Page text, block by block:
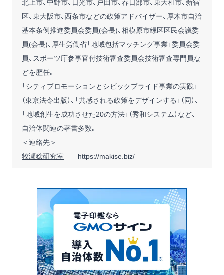
北上市、中野市、日光市、戸田市、春日部市、東大和市、新宿
区、東大阪市、西条市などの政策アドバイザー、厚木市自治
基本条例推進委員会委員(会長)、相模原市緑区区民会議委
員(会長)、厚生労働省「地域包括マッチング事業」委員会委
員、スポーツ庁参事官付技術審査委員会技術審査専門員な
どを歴任。
「シティプロモーションとシビックプライド事業の実践」
（東京法令出版）、「共感される政策をデザインする」（同）、
「地域創生を成功させた20の方法」（秀和システム）など、
自治体関連の著書多数。
＜連絡先＞
牧瀬稔研究室
https://makise.biz/